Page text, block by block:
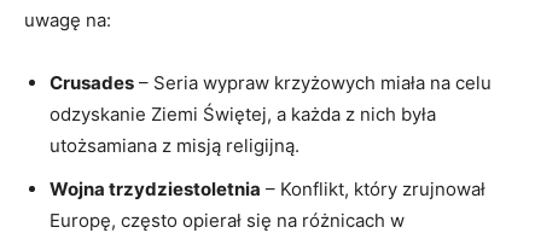
uwagę na:
Crusades – Seria wypraw krzyżowych miała na celu
odzyskanie Ziemi Świętej, a każda z nich była
utożsamiana z misją religijną.
Wojna trzydziestoletnia – Konflikt, który zrujnował
Europę, często opierał się na różnicach w